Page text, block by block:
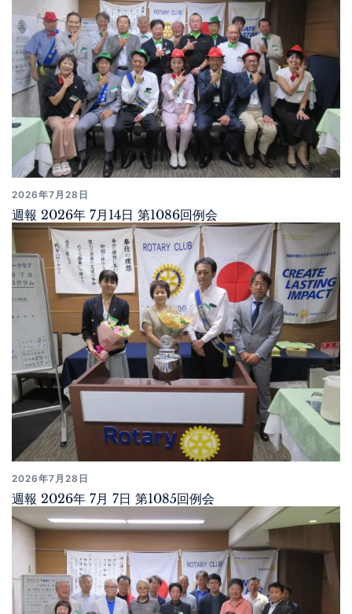
2026年7月28日
週報 2026年 7月14日 第1086回例会
2026年7月28日
週報 2026年 7月 7日 第1085回例会